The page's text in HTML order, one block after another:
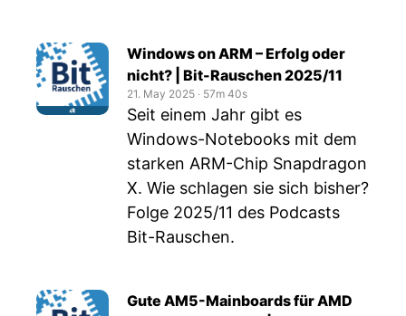
Windows on ARM – Erfolg oder
nicht? | Bit-Rauschen 2025/11
21. May 2025 ‧ 57m 40s
Seit einem Jahr gibt es
Windows-Notebooks mit dem
starken ARM-Chip Snapdragon
X. Wie schlagen sie sich bisher?
Folge 2025/11 des Podcasts
Bit-Rauschen.
Gute AM5-Mainboards für AMD